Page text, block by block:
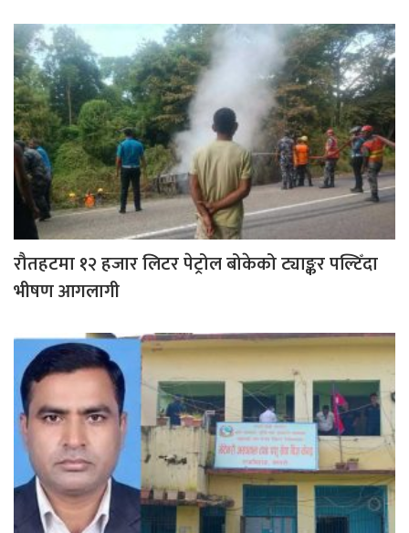
रौतहटमा १२ हजार लिटर पेट्रोल बोकेको ट्याङ्कर पल्टिँदा
भीषण आगलागी